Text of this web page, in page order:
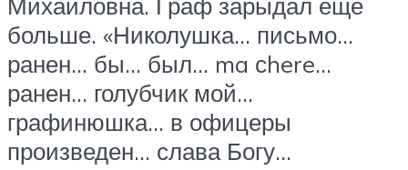
больше. «Николушка… письмо…
ранен… бы… был… ma сhere…
ранен… голубчик мой…
графинюшка… в офицеры
произведен… слава Богу…